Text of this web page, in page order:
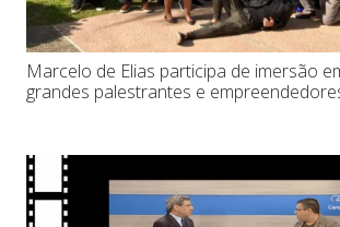
Marcelo de Elias participa de imersão
grandes palestrantes e